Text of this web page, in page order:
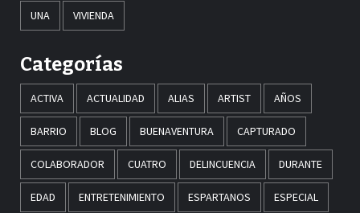
UNA VIVIENDA
Categorías
ACTIVA ACTUALIDAD ALIAS ARTIST AÑOS
BARRIO BLOG BUENAVENTURA CAPTURADO
COLABORADOR CUATRO DELINCUENCIA DURANTE
EDAD ENTRETENIMIENTO ESPARTANOS ESPECIAL